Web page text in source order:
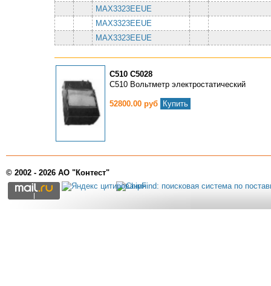
MAX3323EEUE
MAX3323EEUE
MAX3323EEUE
С510 С5028
С510 Вольтметр электростатический
52800.00 руб Купить
© 2002 - 2026 АО "Контест"